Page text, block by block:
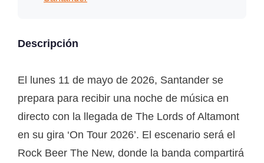
Descripción
El lunes 11 de mayo de 2026, Santander se
prepara para recibir una noche de música en
directo con la llegada de The Lords of Altamont
en su gira ‘On Tour 2026’. El escenario será el
Rock Beer The New, donde la banda compartirá